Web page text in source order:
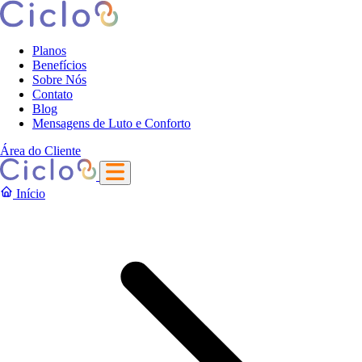
Planos
Benefícios
Sobre Nós
Contato
Blog
Mensagens de Luto e Conforto
Área do Cliente
Início